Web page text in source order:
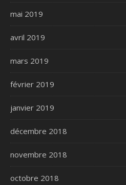
mai 2019
avril 2019
mars 2019
février 2019
janvier 2019
décembre 2018
novembre 2018
octobre 2018